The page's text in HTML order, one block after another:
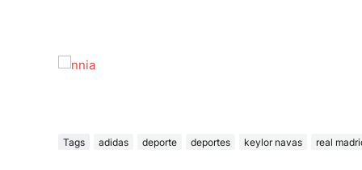
Tags adidas deporte deportes keylor navas real